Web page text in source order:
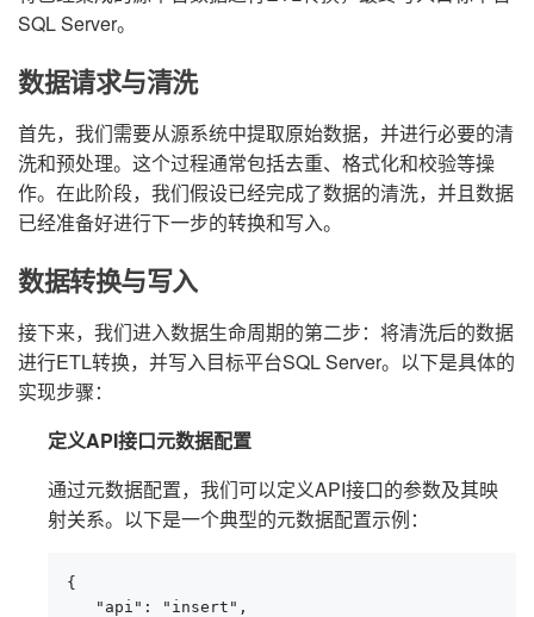
SQL Server。
数据请求与清洗
首先，我们需要从源系统中提取原始数据，并进行必要的清
洗和预处理。这个过程通常包括去重、格式化和校验等操
作。在此阶段，我们假设已经完成了数据的清洗，并且数据
已经准备好进行下一步的转换和写入。
数据转换与写入
接下来，我们进入数据生命周期的第二步：将清洗后的数据
进行ETL转换，并写入目标平台SQL Server。以下是具体的
实现步骤：
定义API接口元数据配置
通过元数据配置，我们可以定义API接口的参数及其映
射关系。以下是一个典型的元数据配置示例：
{
   "api": "insert",